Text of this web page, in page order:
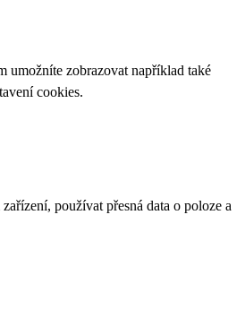
umožníte zobrazovat například také
cookies.
používat přesná data o poloze a